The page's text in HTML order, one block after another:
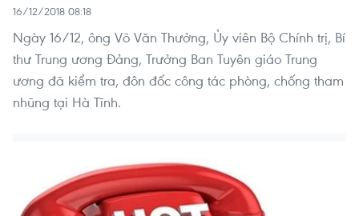
16/12/2018 08:18
Ngày 16/12, ông Võ Văn Thưởng, Ủy viên Bộ Chính trị, Bí
thư Trung ương Đảng, Trưởng Ban Tuyên giáo Trung
ương đã kiểm tra, đôn đốc công tác phòng, chống tham
nhũng tại Hà Tĩnh.